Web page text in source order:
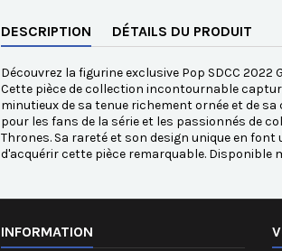
DESCRIPTION DÉTAILS DU PRODUIT
Découvrez la figurine exclusive Pop SDCC
Cette pièce de collection incontournable
minutieux de sa tenue richement ornée et de
pour les fans de la série et les passionnés de
Thrones. Sa rareté et son design unique en
d'acquérir cette pièce remarquable. Disponible
INFORMATION